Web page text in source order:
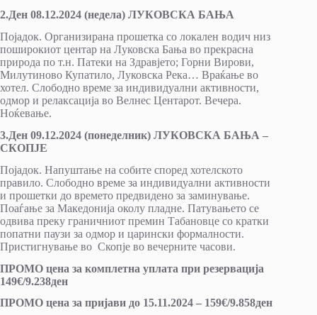
2.Ден 08.12.2024 (недела) ЛУКОВСКА БАЊА
Појадок. Организирана прошетка со локален водич низ
поширокиот центар на Луковска Бања во прекрасна
природа по т.н. Патеки на Здравјето; Горни Вирови,
Милутиново Купатило, Луковска Река… Враќање во
хотел. Слободно време за индивидуални активности,
одмор и релаксација во Велнес Центарот. Вечера.
Ноќевање.
3.Ден 09.12.2024 (понеделник) ЛУКОВСКА БАЊА –
СКОПЈЕ
Појадок. Напуштање на собите според хотелското
правило. Слободно време за индивидуални активности
и прошетки до времето предвидено за заминување.
Поаѓање за Македонија околу пладне. Патувањето се
одвива преку граничниот премин Табановце со кратки
попатни паузи за одмор и царински формалности.
Пристигнување во Скопје во вечерните часови.
ПРОМО цена за комплетна уплата при резервација
149€/9.238ден
ПРОМО цена за пријави до 15.11.2024 – 159€/9.858ден